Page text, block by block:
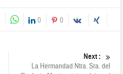
0 0
Next :
La Hermandad Ntra. Sra. del